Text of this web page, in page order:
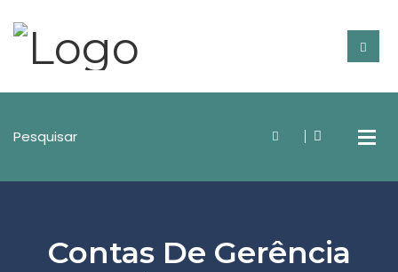
Contas De Gerência